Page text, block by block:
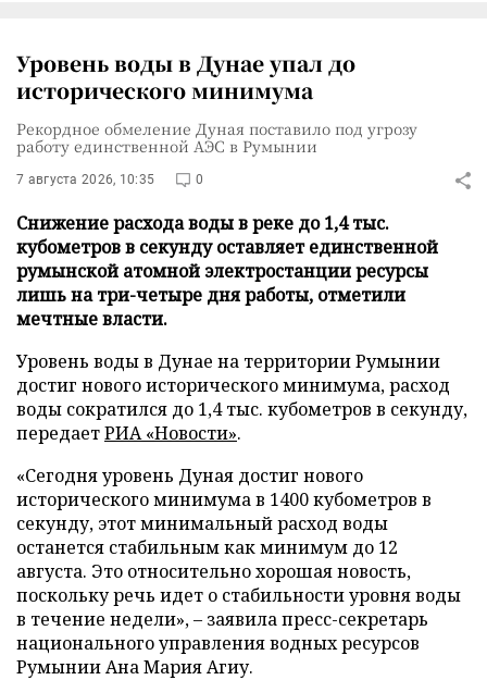
Уровень воды в Дунае упал до
исторического минимума
Рекордное обмеление Дуная поставило под угрозу
работу единственной АЭС в Румынии
7 августа 2026, 10:35 0
Снижение расхода воды в реке до 1,4 тыс.
кубометров в секунду оставляет единственной
румынской атомной электростанции ресурсы
лишь на три-четыре дня работы, отметили
мечтные власти.
Уровень воды в Дунае на территории Румынии
достиг нового исторического минимума, расход
воды сократился до 1,4 тыс. кубометров в секунду,
передаетРИА «Новости».
«Сегодня уровень Дуная достиг нового
исторического минимума в 1400 кубометров в
секунду, этот минимальный расход воды
останется стабильным как минимум до 12
августа. Это относительно хорошая новость,
поскольку речь идет о стабильности уровня воды
в течение недели», – заявила пресс-секретарь
национального управления водных ресурсов
Румынии Ана Мария Агиу.